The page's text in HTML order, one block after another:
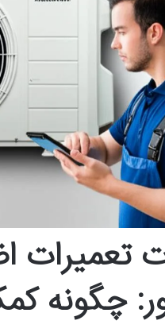
تعمیرات
چگونه